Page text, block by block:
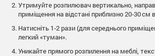
Утримуйте розпилювач вертикально,
приміщення на відстані приблизно 20‑30 см
Натисніть 1‑2 рази (для середнього
легкий «туман».
Уникайте прямого розпилення на меблі,